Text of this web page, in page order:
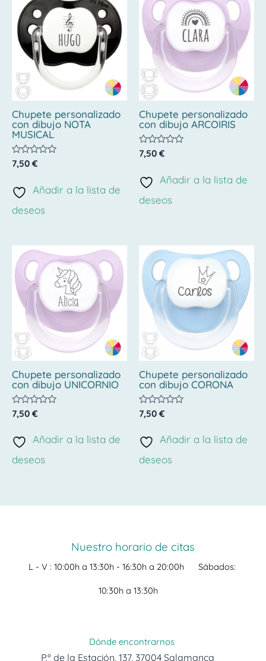
Chupete personalizado
con dibujo NOTA
MUSICAL
Valorado
con
de
5
7,50 €
Añadir a la lista de
deseos
Chupete personalizado
con dibujo ARCOIRIS
Valorado
con
de
5
7,50 €
Añadir a la lista de
deseos
Chupete personalizado
con dibujo UNICORNIO
Valorado
con
de
5
7,50 €
Añadir a la lista de
deseos
Chupete personalizado
con dibujo CORONA
Valorado
con
de
5
7,50 €
Añadir a la lista de
deseos
Nuestro horario de citas
L - V : 10:00h a 13:30h - 16:30h a 20:00h Sábados:
10:30h a 13:30h
Dónde encontrarnos
P.º de la Estación, 137, 37004 Salamanca